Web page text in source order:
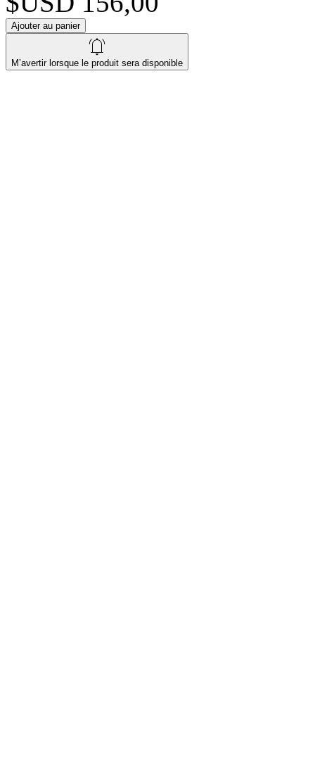
Ajouter au panier
M’avertir lorsque le produit sera disponible